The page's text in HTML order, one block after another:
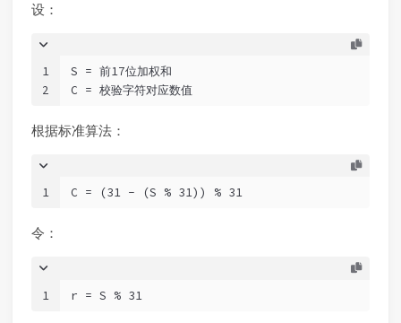
设：
1
2
S = 前17位加权和
C = 校验字符对应数值
根据标准算法：
1 C = (31 - (S % 31)) % 31
令：
1 r = S % 31